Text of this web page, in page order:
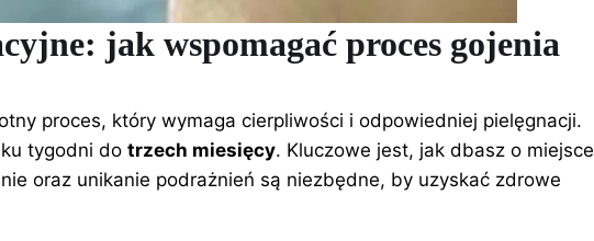
jak wspomagać proces gojenia
proces, który wymaga cierpliwości i odpowiedniej pielęgnacji.
tygodni do trzech miesięcy. Kluczowe jest, jak dbasz o miejsce
oraz unikanie podrażnień są niezbędne, by uzyskać zdrowe